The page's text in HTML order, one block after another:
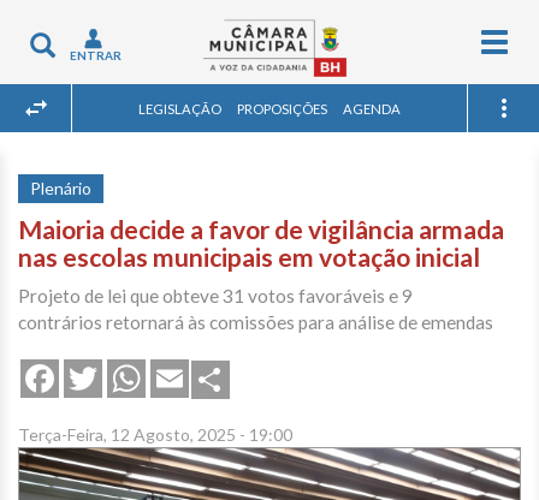
Toggle
navigation
ENTRAR
LEGISLAÇÃO PROPOSIÇÕES AGENDA
Plenário
Maioria decide a favor de vigilância armada
nas escolas municipais em votação inicial
Projeto de lei que obteve 31 votos favoráveis e 9
contrários retornará às comissões para análise de emendas
FacebookTwitterWhatsApp
Email
Terça-Feira, 12 Agosto, 2025 - 19:00